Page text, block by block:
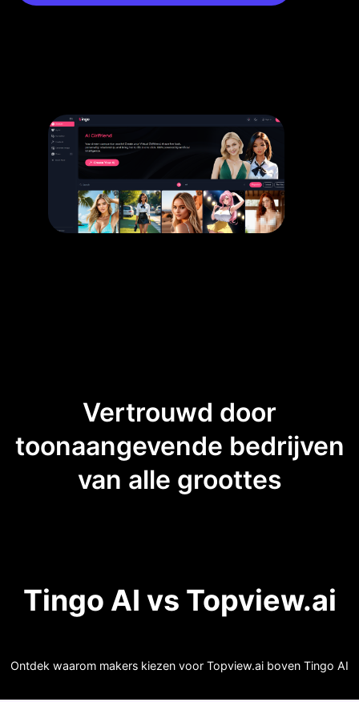
Vertrouwd door
toonaangevende bedrijven
van alle groottes
Tingo AI vs Topview.ai
Ontdek waarom makers kiezen voor Topview.ai boven Tingo AI